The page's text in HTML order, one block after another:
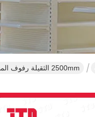
2500mm الثقيلة رفوف المستودعات 2000kgs 6 الطبقة التجارية الرفوف